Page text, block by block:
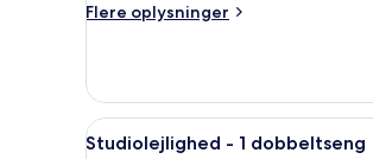
Flere oplysninger
Flere
-
soveværelse
Indlæs
En
8
Studiolejlighed - 1 dobbeltseng